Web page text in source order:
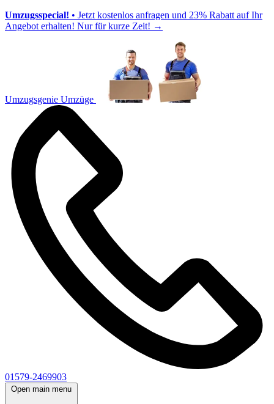
Umzugsspecial! • Jetzt kostenlos anfragen und 23% Rabatt auf Ihr
Angebot erhalten! Nur für kurze Zeit! →
Umzugsgenie Umzüge
01579-2469903
Open main menu